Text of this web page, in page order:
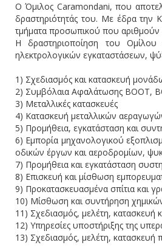
Ο Όμιλος Caramondani, που
δραστηριότητάς του. Με έδρα την
τμήματα προσωπικού που αριθμούν
Η δραστηριοποίηση του Ομίλου
ηλεκτρολογικών εγκαταστάσεων,
1) Σχεδιασμός και κατασκευή
2) Συμβόλαια Αφαλάτωσης ΒΟΟΤ,
3) Μεταλλικές κατασκευές
4) Κατασκευή μεταλλικών
5) Προμήθεια, εγκατάσταση και
6) Εμπορία μηχανολογικού
οδικών έργων και αεροδρομίων,
7) Προμήθεια και εγκατάσταση
8) Επισκευή και μίσθωση
9) Προκατασκευασμένα σπίτια και
10) Μίσθωση και συντήρηση
11) Σχεδιασμός, μελέτη,
12) Υπηρεσίες υποστήριξης της
13) Σχεδιασμός, μελέτη,